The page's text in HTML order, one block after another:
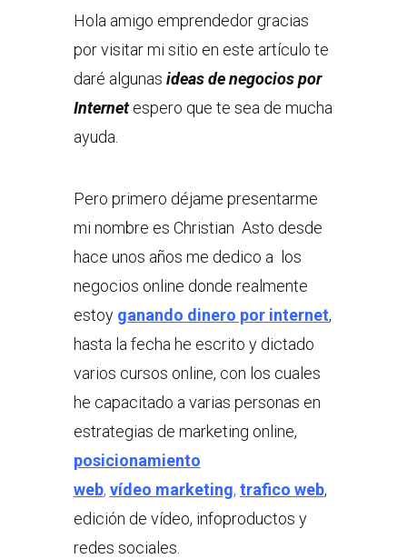
Hola amigo emprendedor gracias
por visitar mi sitio en este artículo te
daré algunas ideas de negocios por
Internetespero que te sea de mucha
ayuda.
Pero primero déjame presentarme
mi nombre es Christian Asto desde
hace unos años me dedico a los
negocios online donde realmente
estoy ganando dinero por internet,
hasta la fecha he escrito y dictado
varios cursos online, con los cuales
he capacitado a varias personas en
estrategias de marketing online,
posicionamiento
web, vídeo marketing, trafico web,
edición de vídeo, infoproductos y
redes sociales.